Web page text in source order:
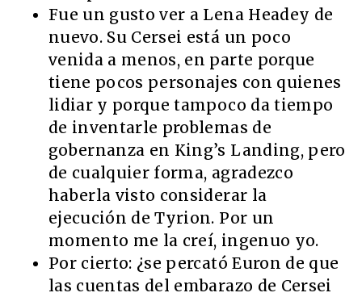
Fue un gusto ver a Lena Headey de
nuevo. Su Cersei está un poco
venida a menos, en parte porque
tiene pocos personajes con quienes
lidiar y porque tampoco da tiempo
de inventarle problemas de
gobernanza en King’s Landing, pero
de cualquier forma, agradezco
haberla visto considerar la
ejecución de Tyrion. Por un
momento me la creí, ingenuo yo.
Por cierto: ¿se percató Euron de que
las cuentas del embarazo de Cersei